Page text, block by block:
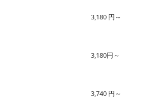
3,180 円～
3,180円～
3,740 円～